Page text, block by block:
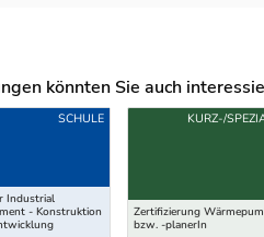
könnten Sie auch
Industrial
- Konstruktion
SCHULE
Zertifizierung
bzw. -planerIn
KURZ-/